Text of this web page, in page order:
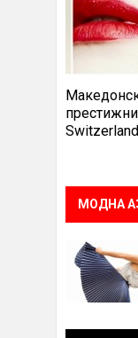
Switzerland
МОДНА